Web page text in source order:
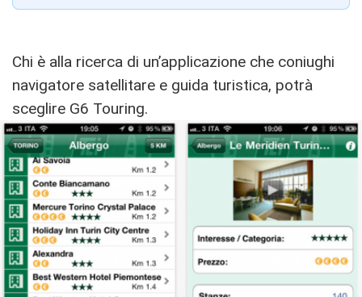
Chi è alla ricerca di un’applicazione che coniughi
navigatore satellitare e guida turistica, potrà
sceglire G6 Touring.